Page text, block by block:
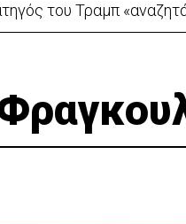
του Τραμπ